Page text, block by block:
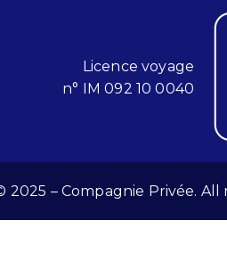
Licence voyage
n° IM 092 10 0040
2025 – Compagnie Privée. All